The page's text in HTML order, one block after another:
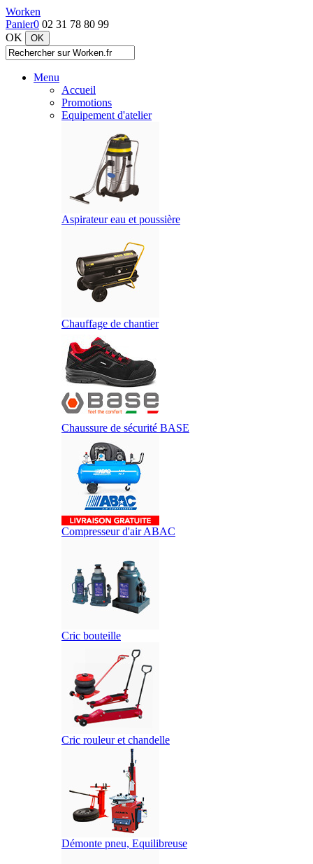
Worken
Panier0 02 31 78 80 99
OK
Menu
Accueil
Promotions
Equipement d'atelier
Aspirateur eau et poussière
Chauffage de chantier
Chaussure de sécurité BASE
Compresseur d'air ABAC
Cric bouteille
Cric rouleur et chandelle
Démonte pneu, Equilibreuse